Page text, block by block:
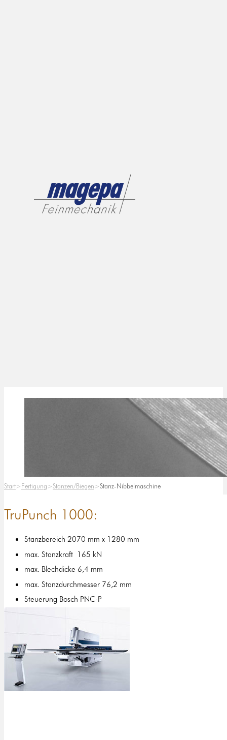
Start Fertigung Stanzen/Biegen Stanz-Nibbelmaschine
TruPunch 1000:
Stanzbereich 2070 mm x 1280 mm
max. Stanzkraft 165 kN
max. Blechdicke 6,4 mm
max. Stanzdurchmesser 76,2 mm
Steuerung Bosch PNC-P